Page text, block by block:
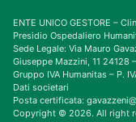
ENTE UNICO GESTORE –
Presidio Ospedaliero
Sede Legale: Via Mauro
Giuseppe Mazzini, 11 24128
Gruppo IVA Humanitas – P.
Dati societari
Posta certificata:
Copyright © 2026. All right